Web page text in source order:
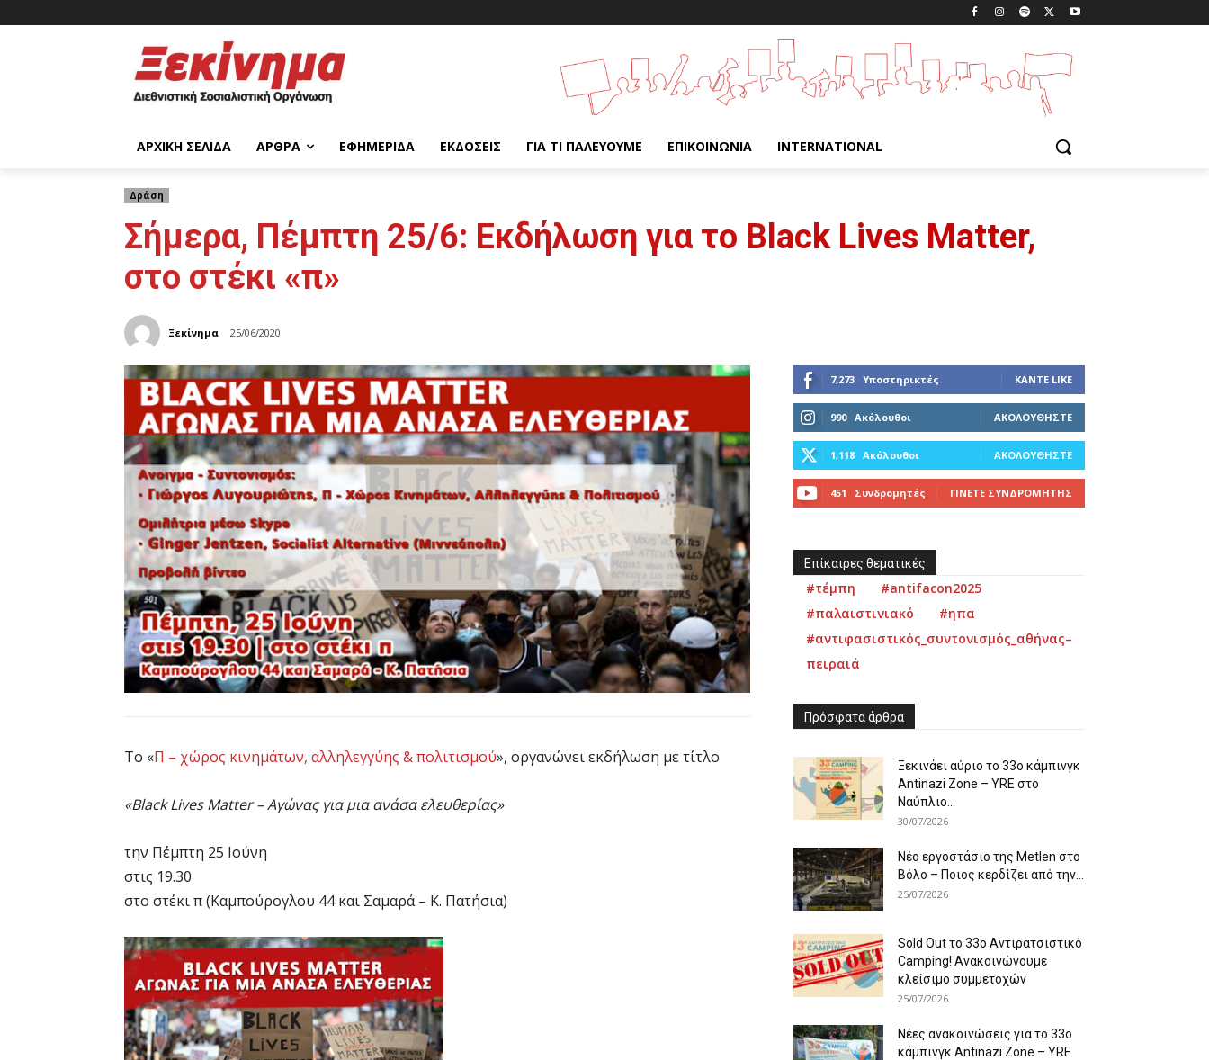
ΑΡΧΙΚΉ ΣΕΛΊΔΑ ΆΡΘΡΑ ΕΦΗΜΕΡΊΔΑ ΕΚΔΌΣΕΙΣ ΓΙΑ ΤΙ ΠΑΛΕΎΟΥΜΕ ΕΠΙΚΟΙΝΩΝΊΑ INTERNATIONAL
Δράση
Σήμερα, Πέμπτη 25/6: Εκδήλωση για το Black Lives Matter,
στο στέκι «π»
Ξεκίνημα 25/06/2020
Το «Π – χώρος κινημάτων, αλληλεγγύης & πολιτισμού», οργανώνει εκδήλωση με τίτλο
«Black Lives Matter – Αγώνας για μια ανάσα ελευθερίας»
την Πέμπτη 25 Ιούνη
στις 19.30
στο στέκι π (Καμπούρογλου 44 και Σαμαρά – Κ. Πατήσια)
7,273 Υποστηρικτές ΚΆΝΤΕ LIKE
990 Ακόλουθοι ΑΚΟΛΟΥΘΉΣΤΕ
1,118 Ακόλουθοι ΑΚΟΛΟΥΘΉΣΤΕ
451 Συνδρομητές ΓΊΝΕΤΕ ΣΥΝΔΡΟΜΗΤΉΣ
Επίκαιρες θεματικές
#τέμπη
#antifacon2025
#παλαιστινιακό
#ηπα
#αντιφασιστικός_συντονισμός_αθήνας–
πειραιά
Πρόσφατα άρθρα
Ξεκινάει αύριο το 33ο κάμπινγκ
Antinazi Zone – YRE στο
Ναύπλιο...
30/07/2026
Νέο εργοστάσιο της Metlen στο
Βόλο – Ποιος κερδίζει από την...
25/07/2026
Sold Out το 33ο Αντιρατσιστικό
Camping! Ανακοινώνουμε
κλείσιμο συμμετοχών
25/07/2026
Νέες ανακοινώσεις για το 33ο
κάμπινγκ Antinazi Zone – YRE